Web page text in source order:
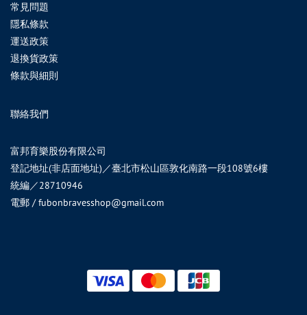
常見問題
隱私條款
運送政策
退換貨政策
條款與細則
聯絡我們
富邦育樂股份有限公司
登記地址(非店面地址)／臺北市松山區敦化南路一段108號6樓
統編／28710946
電郵 / fubonbravesshop@gmail.com